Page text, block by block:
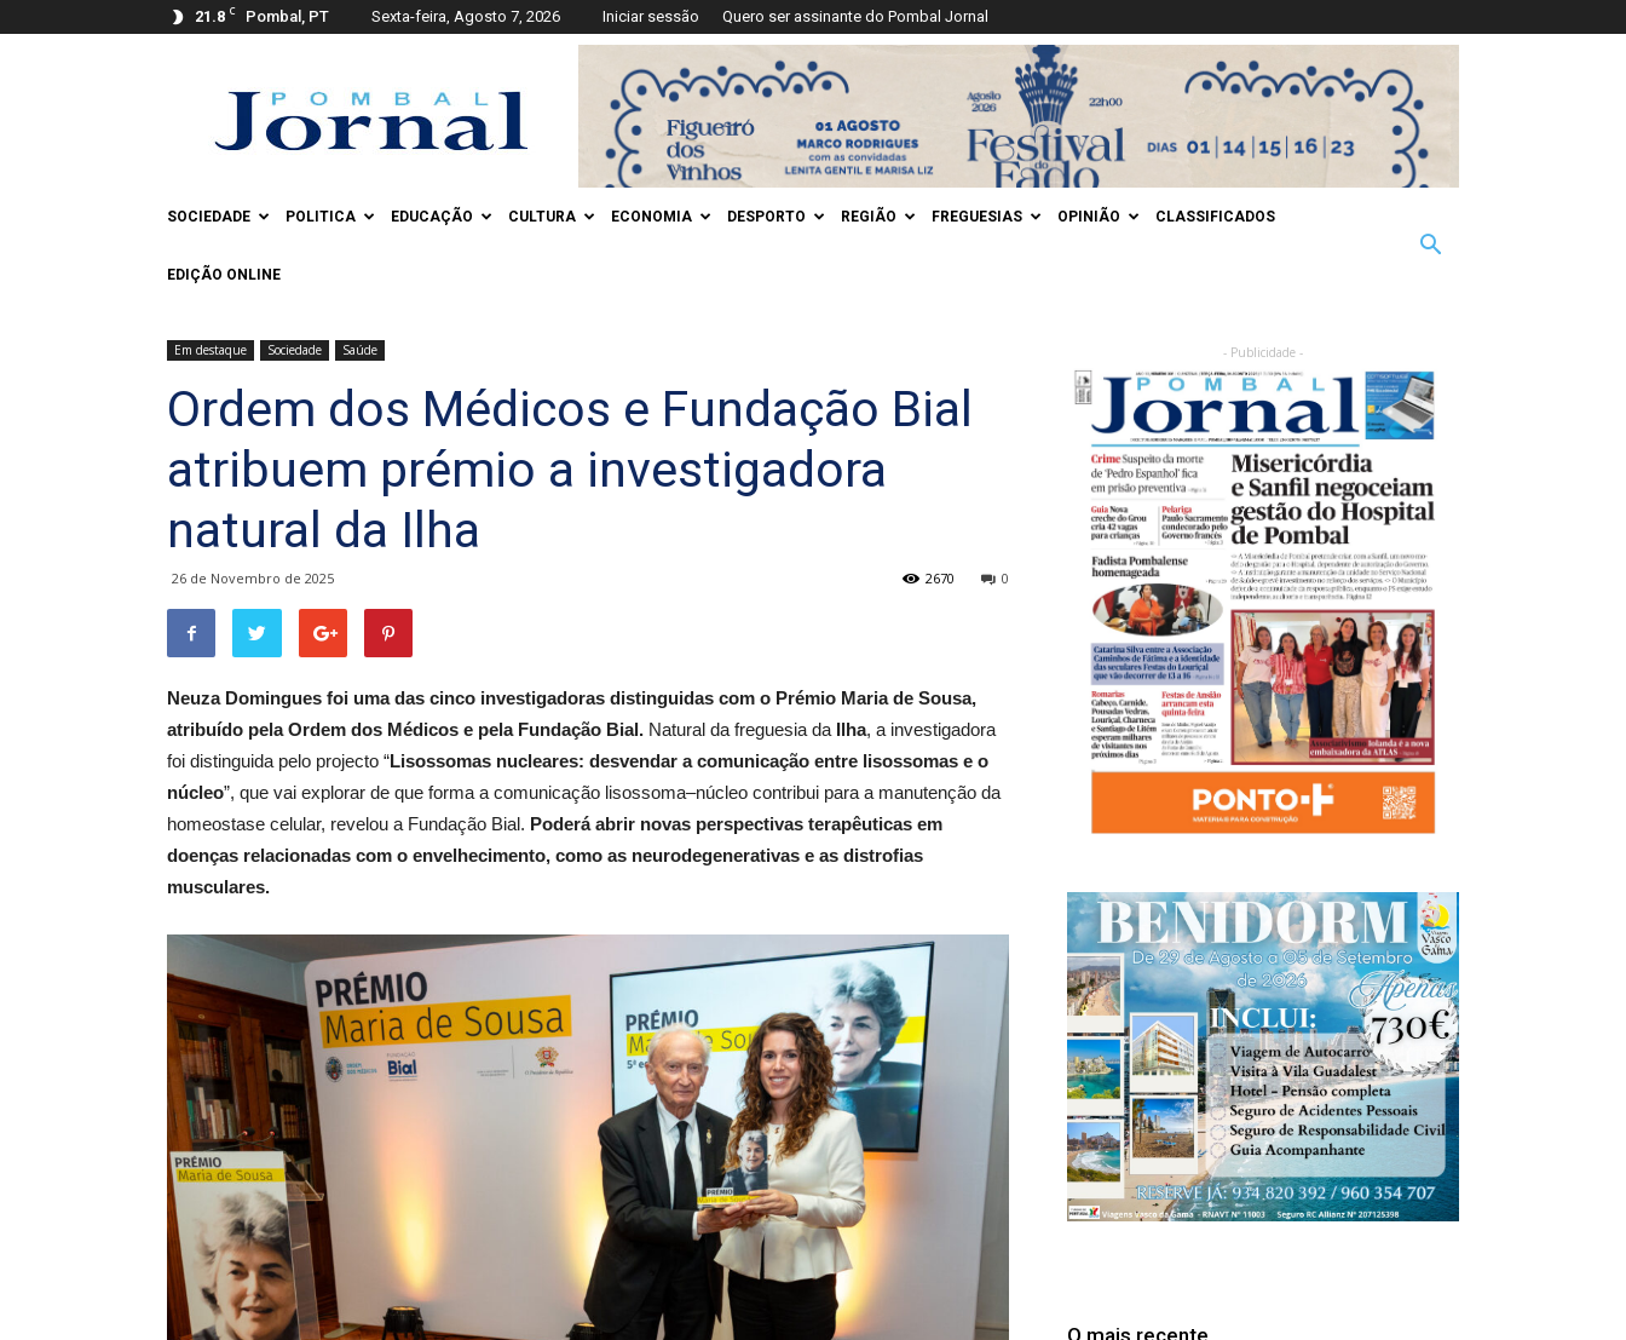
21.8 C Pombal, PT Sexta-feira, Agosto 7, 2026 Iniciar sessão Quero ser assinante do Pombal Jornal
Jornal
SOCIEDADE POLITICA EDUCAÇÃO CULTURA ECONOMIA DESPORTO REGIÃO FREGUESIAS OPINIÃO CLASSIFICADOS
EDIÇÃO ONLINE
Em destaque Sociedade Saúde
Ordem dos Médicos e Fundação Bial
atribuem prémio a investigadora
natural da Ilha
26 de Novembro de 2025 0
2670
Neuza Domingues foi uma das cinco investigadoras distinguidas com o Prémio Maria de Sousa,
atribuído pela Ordem dos Médicos e pela Fundação Bial. Natural da freguesia da Ilha, a investigadora
foi distinguida pelo projecto “Lisossomas nucleares: desvendar a comunicação entre lisossomas e o
núcleo”, que vai explorar de que forma a comunicação lisossoma–núcleo contribui para a manutenção da
homeostase celular, revelou a Fundação Bial. Poderá abrir novas perspectivas terapêuticas em
doenças relacionadas com o envelhecimento, como as neurodegenerativas e as distrofias
musculares.
- Publicidade -
O mais recente